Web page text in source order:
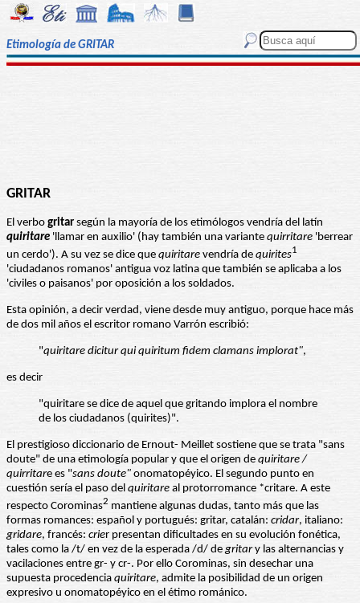
Etimología de GRITAR
GRITAR
El verbo gritar según la mayoría de los etimólogos vendría del latín
quiritare 'llamar en auxilio' (hay también una variante quirritare 'berrear
un cerdo'). A su vez se dice que quiritare vendría de quirites1
'ciudadanos romanos' antigua voz latina que también se aplicaba a los
'civiles o paisanos' por oposición a los soldados.
Esta opinión, a decir verdad, viene desde muy antiguo, porque hace más
de dos mil años el escritor romano Varrón escribió:
"quiritare dicitur qui quiritum fidem clamans implorat",
es decir
"quiritare se dice de aquel que gritando implora el nombre
de los ciudadanos (quirites)".
El prestigioso diccionario de Ernout- Meillet sostiene que se trata "sans
doute" de una etimología popular y que el origen de quiritare /
quirritare es "sans doute" onomatopéyico. El segundo punto en
cuestión sería el paso del quiritare al protorromance *critare. A este
respecto Corominas2 mantiene algunas dudas, tanto más que las
formas romances: español y portugués: gritar, catalán: cridar, italiano:
gridare, francés: crier presentan dificultades en su evolución fonética,
tales como la /t/ en vez de la esperada /d/ degritary las alternancias y
vacilaciones entre gr- y cr-. Por ello Corominas, sin desechar una
supuesta procedencia quiritare, admite la posibilidad de un origen
expresivo u onomatopéyico en el étimo románico.